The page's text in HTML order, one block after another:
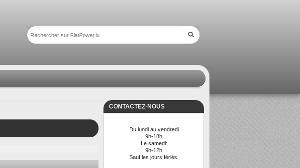
CONTACTEZ-NOUS
Du lundi au vendredi
9h-18h
Le samedi:
9h-12h
Sauf les jours fériés.